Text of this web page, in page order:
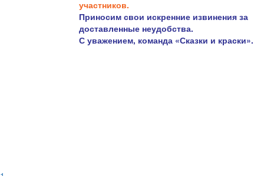
участников.
Приносим свои искренние извинения за
доставленные неудобства.
С уважением, команда «Сказки и краски».